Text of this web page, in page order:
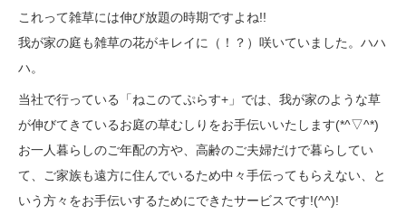
これって雑草には伸び放題の時期ですよね!!
我が家の庭も雑草の花がキレイに（！？）咲いていました。ハハ
ハ。
当社で行っている「ねこのてぷらす+」では、我が家のような草
が伸びてきているお庭の草むしりをお手伝いいたします(*^▽^*)
お一人暮らしのご年配の方や、高齢のご夫婦だけで暮らしてい
て、ご家族も遠方に住んでいるため中々手伝ってもらえない、と
いう方々をお手伝いするためにできたサービスです!(^^)!